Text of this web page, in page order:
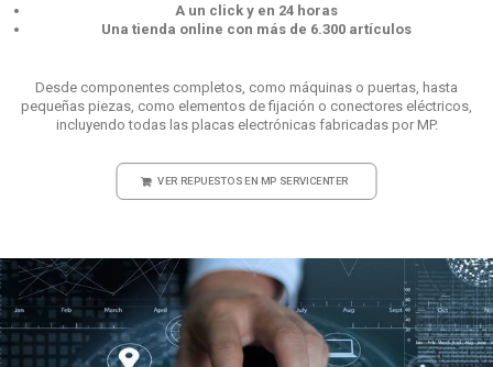
A un click y en 24 horas
Una tienda online con más de 6.300 artículos
Desde componentes completos, como máquinas o puertas, hasta
pequeñas piezas, como elementos de fijación o conectores eléctricos,
incluyendo todas las placas electrónicas fabricadas por MP.
VER REPUESTOS EN MP SERVICENTER